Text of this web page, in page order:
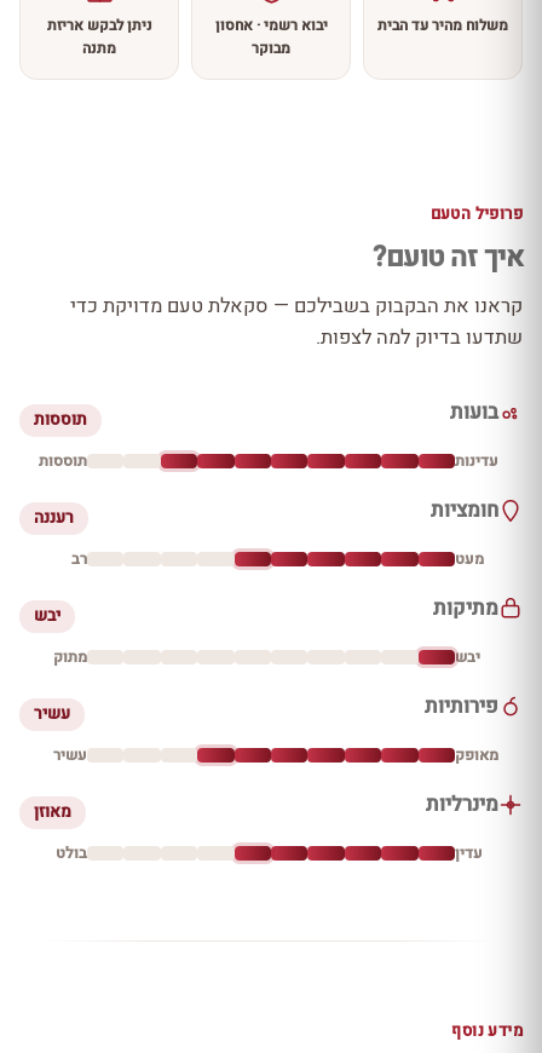
משלוח מהיר עד הבית
יבוא רשמי · אחסון
מבוקר
ניתן לבקש אריזת
מתנה
פרופיל הטעם
איך זה טועם?
קראנו את הבקבוק בשבילכם — סקאלת טעם מדויקת כדי
שתדעו בדיוק למה לצפות.
בועות תוססות
עדינות תוססות
חומציות רעננה
מעט רב
מתיקות יבש
יבש מתוק
פירותיות עשיר
מאופק עשיר
מינרליות מאוזן
עדין בולט
מידע נוסף